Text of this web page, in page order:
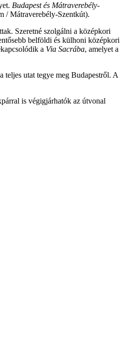
Budapest és Mátraverebély-
/ Mátraverebély-Szentkút).
Szeretné szolgálni a középkori
belföldi és külhoni középkori
a Via Sacrába, amelyet a
utat tegye meg Budapestről. A
is végigjárhatók az útvonal